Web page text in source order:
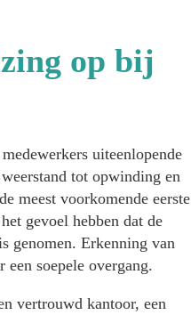
op bij
uiteenlopende
tot opwinding en
meest voorkomende eerste
gevoel hebben dat de
genomen. Erkenning van
een soepele overgang.
vertrouwd kantoor, een